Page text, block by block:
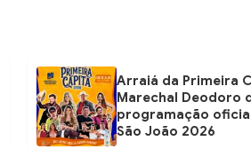
Arraiá da Primeira
Marechal Deodoro
programação
São João 2026